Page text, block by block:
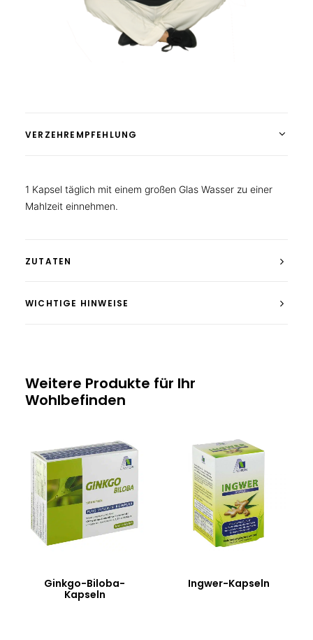
VERZEHREMPFEHLUNG
1 Kapsel täglich mit einem großen Glas Wasser zu einer
Mahlzeit einnehmen.
ZUTATEN
WICHTIGE HINWEISE
Weitere Produkte für Ihr
Wohlbefinden
Ginkgo-Biloba-
Kapseln
Ingwer-Kapseln